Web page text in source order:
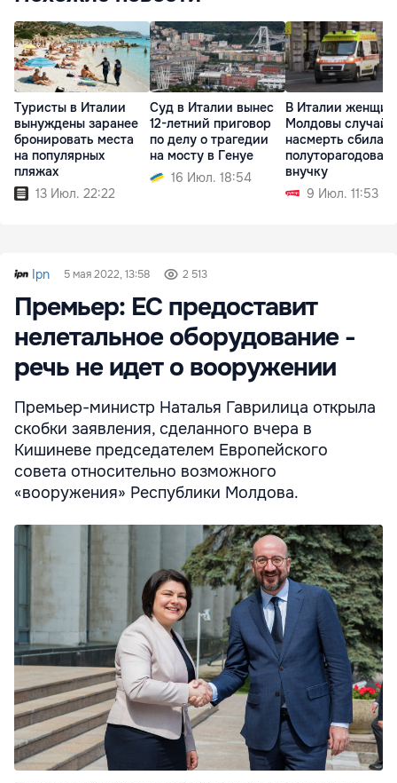
Туристы в Италии
вынуждены заранее
бронировать места
на популярных
пляжах
13 Июл. 22:22
Суд в Италии вынес
12-летний приговор
по делу о трагедии
на мосту в Генуе
16 Июл. 18:54
В Италии
Молдовы
насмерть сбила
внучку
9 Июл. 11:53
Ipn 5 мая 2022, 13:58 2 513
Премьер: ЕС предоставит
нелетальное оборудование -
речь не идет о вооружении
Премьер-министр Наталья Гаврилица открыла
скобки заявления, сделанного вчера в
Кишиневе председателем Европейского
совета относительно возможного
«вооружения» Республики Молдова.